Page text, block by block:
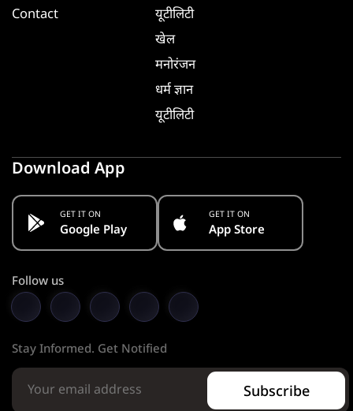
Contact
यूटीलिटी
खेल
मनोरंजन
धर्म ज्ञान
यूटीलिटी
Download App
GET IT ON
Google Play
GET IT ON
App Store
Follow us
Stay Informed. Get Notified
Subscribe